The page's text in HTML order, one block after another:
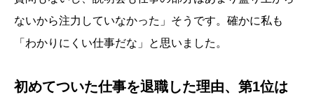
ないから注力していなかった」そうです。確かに私も
「わかりにくい仕事だな」と思いました。
初めてついた仕事を退職した理由、第1位は